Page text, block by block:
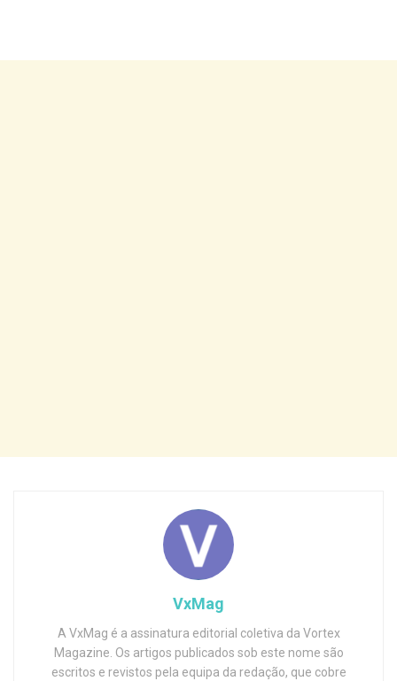
VxMag
A VxMag é a assinatura editorial coletiva da Vortex
Magazine. Os artigos publicados sob este nome são
escritos e revistos pela equipa da redação, que cobre